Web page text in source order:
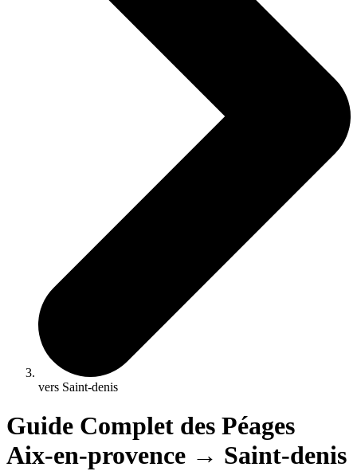
vers Saint-denis
Guide Complet des Péages
Aix-en-provence → Saint-denis